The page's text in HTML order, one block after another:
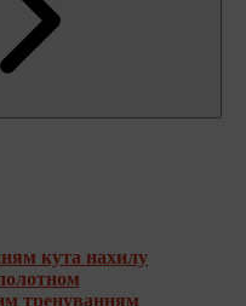
кута нахилу
тренуванням